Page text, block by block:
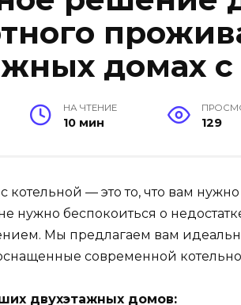
домах с
НА ЧТЕНИЕ
10 мин 129
котельной — это то, что вам
нужно беспокоиться о
Мы предлагаем вам
современной
двухэтажных домов: